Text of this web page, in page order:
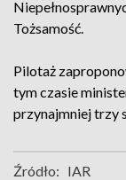
Tożsamość.
Pilotaż
tym czasie
przynajmniej trzy
Źródło: IAR